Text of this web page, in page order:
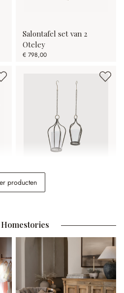
Salontafel set van 2
Oteley
€ 798,00
Hanglantaarn set van 2
Mikella
producten